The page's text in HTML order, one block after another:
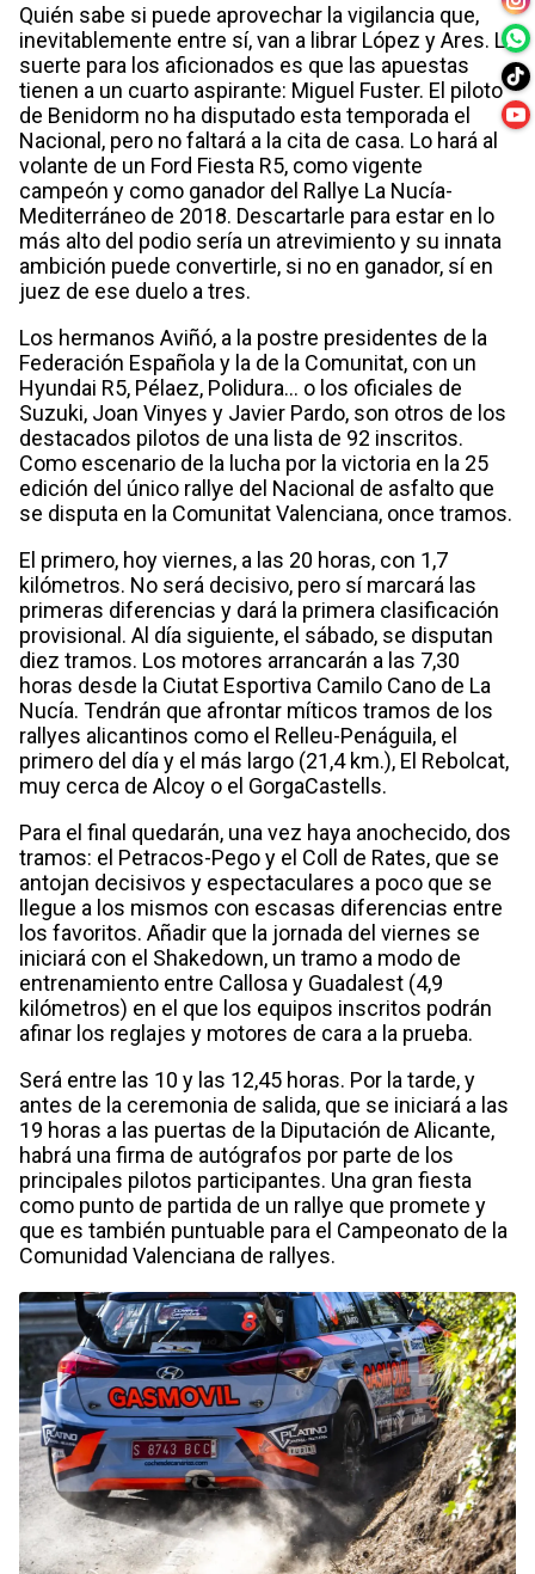
Quién sabe si puede aprovechar la vigilancia que,
inevitablemente entre sí, van a librar López y Ares. La
suerte para los aficionados es que las apuestas
tienen a un cuarto aspirante: Miguel Fuster. El piloto
de Benidorm no ha disputado esta temporada el
Nacional, pero no faltará a la cita de casa. Lo hará al
volante de un Ford Fiesta R5, como vigente
campeón y como ganador del Rallye La Nucía-
Mediterráneo de 2018. Descartarle para estar en lo
más alto del podio sería un atrevimiento y su innata
ambición puede convertirle, si no en ganador, sí en
juez de ese duelo a tres.
Los hermanos Aviñó, a la postre presidentes de la
Federación Española y la de la Comunitat, con un
Hyundai R5, Pélaez, Polidura… o los oficiales de
Suzuki, Joan Vinyes y Javier Pardo, son otros de los
destacados pilotos de una lista de 92 inscritos.
Como escenario de la lucha por la victoria en la 25
edición del único rallye del Nacional de asfalto que
se disputa en la Comunitat Valenciana, once tramos.
El primero, hoy viernes, a las 20 horas, con 1,7
kilómetros. No será decisivo, pero sí marcará las
primeras diferencias y dará la primera clasificación
provisional. Al día siguiente, el sábado, se disputan
diez tramos. Los motores arrancarán a las 7,30
horas desde la Ciutat Esportiva Camilo Cano de La
Nucía. Tendrán que afrontar míticos tramos de los
rallyes alicantinos como el Relleu-Penáguila, el
primero del día y el más largo (21,4 km.), El Rebolcat,
muy cerca de Alcoy o el GorgaCastells.
Para el final quedarán, una vez haya anochecido, dos
tramos: el Petracos-Pego y el Coll de Rates, que se
antojan decisivos y espectaculares a poco que se
llegue a los mismos con escasas diferencias entre
los favoritos. Añadir que la jornada del viernes se
iniciará con el Shakedown, un tramo a modo de
entrenamiento entre Callosa y Guadalest (4,9
kilómetros) en el que los equipos inscritos podrán
afinar los reglajes y motores de cara a la prueba.
Será entre las 10 y las 12,45 horas. Por la tarde, y
antes de la ceremonia de salida, que se iniciará a las
19 horas a las puertas de la Diputación de Alicante,
habrá una firma de autógrafos por parte de los
principales pilotos participantes. Una gran fiesta
como punto de partida de un rallye que promete y
que es también puntuable para el Campeonato de la
Comunidad Valenciana de rallyes.